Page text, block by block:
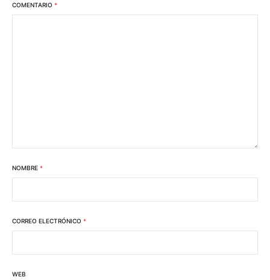
COMENTARIO *
NOMBRE *
CORREO ELECTRÓNICO *
WEB